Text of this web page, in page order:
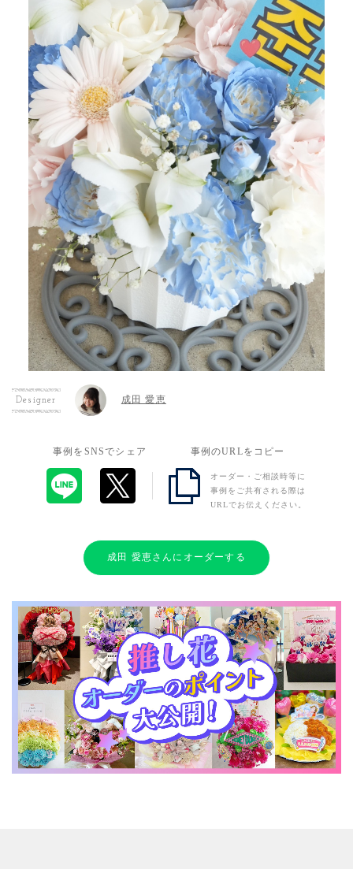
Designer 成田 愛恵
事例をSNSでシェア 事例のURLをコピー
オーダー・ご相談時等に
事例をご共有される際は
URLでお伝えください。
成田 愛恵さんにオーダーする